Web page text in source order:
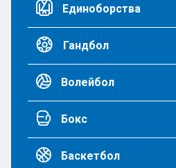
Единоборства
Гандбол
Волейбол
Бокс
Баскетбол